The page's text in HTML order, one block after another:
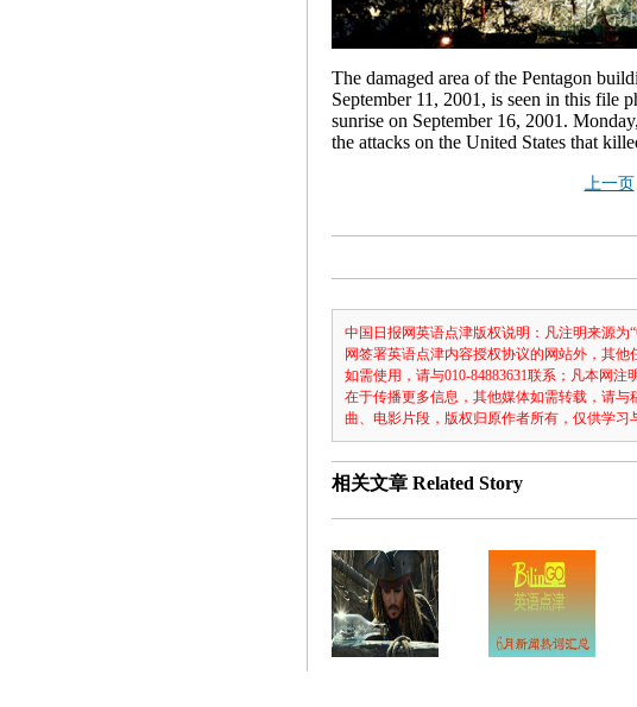
The damaged area of the Pentagon
September 11, 2001, is seen in this file
sunrise on September 16, 2001.
the attacks on the United States that
上一页
中国日报网英语点津版权说明：凡注明来源
网签署英语点津内容授权协议的网站外，其他
如需使用，请与010-84883631联系；凡本网
在于传播更多信息，其他媒体如需转载，请
曲、电影片段，版权归原作者所有，仅供学习
相关文章 Related Story